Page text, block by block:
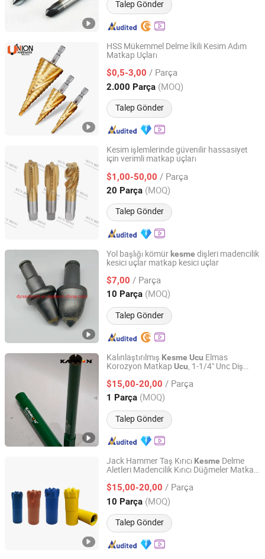
Talep Gönder
HSS Mükemmel Delme İkili Kesim Adım
Matkap Uçları
$0,5-3,00 / Parça
2.000 Parça (MOQ)
Talep Gönder
Hangzhou Union Hardware Co., Ltd
Zhejiang, China Fiyat 2023
Kesim işlemlerinde güvenilir hassasiyet
için verimli matkap uçları
$1,00-50,00 / Parça
20 Parça (MOQ)
Talep Gönder
Dongguan Kunming Electronics Technology Co., Ltd.
Guangdong, China Fiyat 2023
Yol başlığı kömürkesme dişleri madencilik
kesici uçlar matkap kesici uçlar
$7,00 / Parça
10 Parça (MOQ)
Talep Gönder
Dynamic Machinery Technology Co., Ltd.
Shandong, China Fiyat 2019
Kalınlaştırılmış Kesme Ucu Elmas
Korozyon Matkap Ucu, 1-1/4" Unc Diş
için Tasarlandı
$15,00-20,00 / Parça
1 Parça (MOQ)
Talep Gönder
Hebei Kannon Tools Co., Ltd
Hebei, China Fiyat 2026
Jack Hammer Taş Kırıcı Kesme Delme
Aletleri Madencilik Kırıcı Düğmeler Matkap
$15,00-20,00 / Parça
10 Parça (MOQ)
Talep Gönder
Shandong Kat Drilling Tools Co., Ltd.
Shandong, China Fiyat 2023